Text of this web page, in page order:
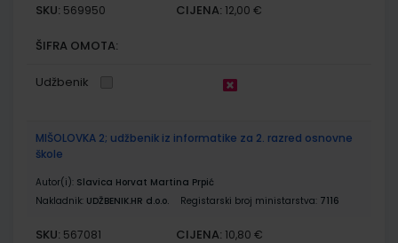
SKU: 569950 CIJENA: 12,00 €
ŠIFRA OMOTA:
Udžbenik
MIŠOLOVKA 2; udžbenik iz informatike za 2. razred osnovne
škole
Autor(i): Slavica Horvat Martina Prpić
Nakladnik: UDŽBENIK.HR d.o.o. Registarski broj ministarstva: 7116
SKU: 567081 CIJENA: 10,80 €